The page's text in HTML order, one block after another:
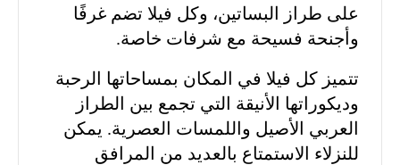
على طراز البساتين، وكل فيلا تضم غرفًا
وأجنحة فسيحة مع شرفات خاصة.
تتميز كل فيلا في المكان بمساحاتها الرحبة
وديكوراتها الأنيقة التي تجمع بين الطراز
العربي الأصيل واللمسات العصرية. يمكن
للنزلاء الاستمتاع بالعديد من المرافق